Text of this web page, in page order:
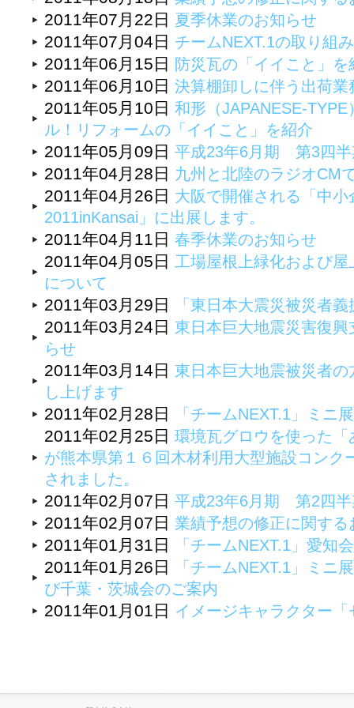
2011年07月22日 夏季休業のお知らせ
2011年07月04日 チームNEXT.1の取り組
2011年06月15日 防災瓦の「イイこと」を
2011年06月10日 決算棚卸しに伴う出荷
2011年05月10日 和形（JAPANESE-
ル！リフォームの「イイこと」を紹介
2011年05月09日 平成23年6月期 第3四半
2011年04月28日 九州と北陸のラジオCM
2011年04月26日 大阪で開催される「中小
2011inKansai」に出展します。
2011年04月11日 春季休業のお知らせ
2011年04月05日 工場屋根上緑化および
について
2011年03月29日
「東日本大震災被災者
2011年03月24日 東日本巨大地震災害復
らせ
2011年03月14日 東日本巨大地震被災者
し上げます
2011年02月28日
「チームNEXT.1」ミニ
2011年02月25日 環境瓦グロウを使った
が熊本県第１６回木材利用大型施設コンク
されました。
2011年02月07日 平成23年6月期 第2四半
2011年02月07日 業績予想の修正に関する
2011年01月31日 「チームNEXT.1」愛知
2011年01月26日 「チームNEXT.1」ミ
び千葉・茨城会のご案内
2011年01月01日 イメージキャラクター